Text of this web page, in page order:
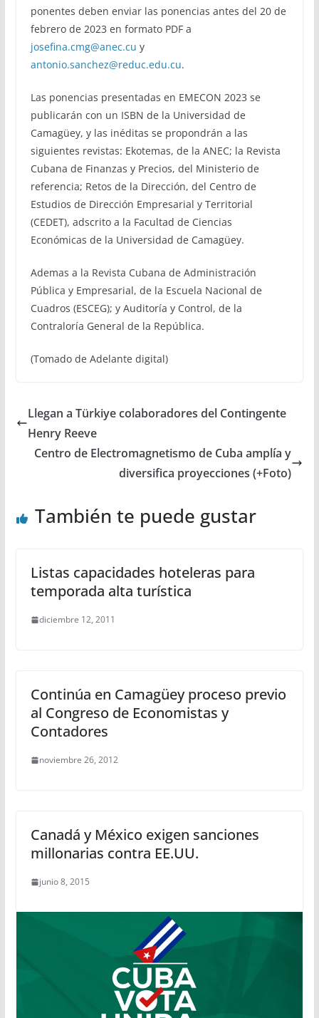
ponentes deben enviar las ponencias antes del 20 de
febrero de 2023 en formato PDF a
josefina.cmg@anec.cu y
antonio.sanchez@reduc.edu.cu.
Las ponencias presentadas en EMECON 2023 se
publicarán con un ISBN de la Universidad de
Camagüey, y las inéditas se propondrán a las
siguientes revistas: Ekotemas, de la ANEC; la Revista
Cubana de Finanzas y Precios, del Ministerio de
referencia; Retos de la Dirección, del Centro de
Estudios de Dirección Empresarial y Territorial
(CEDET), adscrito a la Facultad de Ciencias
Económicas de la Universidad de Camagüey.
Ademas a la Revista Cubana de Administración
Pública y Empresarial, de la Escuela Nacional de
Cuadros (ESCEG); y Auditoría y Control, de la
Contraloría General de la República.
(Tomado de Adelante digital)
Llegan a Türkiye colaboradores del Contingente
Henry Reeve
Centro de Electromagnetismo de Cuba amplía y
diversifica proyecciones (+Foto)
También te puede gustar
Listas capacidades hoteleras para
temporada alta turística
diciembre 12, 2011
Continúa en Camagüey proceso previo
al Congreso de Economistas y
Contadores
noviembre 26, 2012
Canadá y México exigen sanciones
millonarias contra EE.UU.
junio 8, 2015